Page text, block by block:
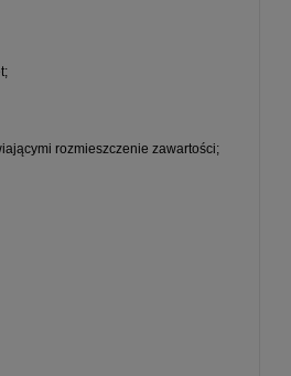
rozmieszczenie zawartości;